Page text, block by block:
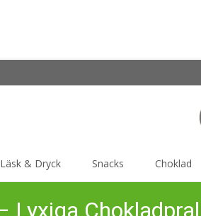
Läsk & Dryck Snacks Choklad
Lyxiga